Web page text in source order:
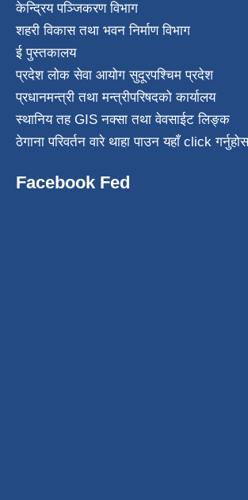
केन्द्रिय पञ्जिकरण विभाग
शहरी विकास तथा भवन निर्माण विभाग
ई पुस्तकालय
प्रदेश लोक सेवा आयोग सुदूरपश्चिम प्रदेश
प्रधानमन्त्री तथा मन्त्रीपरिषदको कार्यालय
स्थानिय तह GIS नक्सा तथा वेवसाईट लिङ्क
ठेगाना परिवर्तन वारे थाहा पाउन यहाँ click गर्नुहोस
Facebook Fed